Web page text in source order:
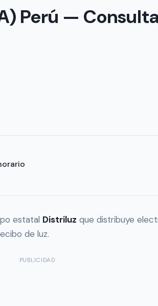
Perú —
estatal Distriluz que distribuye
de luz.
PUBLICIDAD